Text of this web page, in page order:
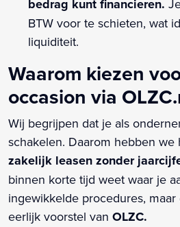
bedrag kunt financieren.
BTW voor te schieten, wat
liquiditeit.
Waarom kiezen
occasion via
Wij begrijpen dat je als
schakelen. Daarom hebben
zakelijk leasen zonder
binnen korte tijd weet waar je
ingewikkelde procedures,
eerlijk voorstel van OLZC.